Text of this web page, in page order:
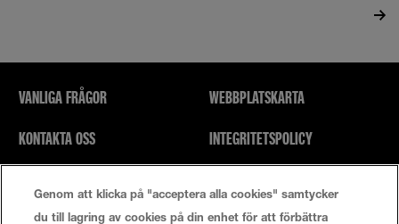
VANLIGA FRÅGOR
KONTAKTA OSS
WEBBPLATSKARTA
INTEGRITETSPOLICY
Genom att klicka på "acceptera alla cookies" samtycker
du till lagring av cookies på din enhet för att förbättra